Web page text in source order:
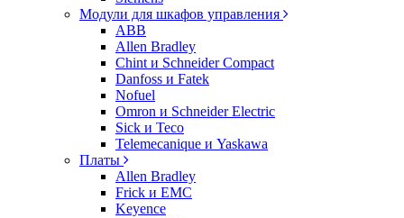
Модули для шкафов управления
ABB
Allen Bradley
Chint и Schneider Compact
Danfoss и Fatek
Nofuel
Omron и Schneider Electric
Sick и Teco
Telemecanique и Yaskawa
Платы
Allen Bradley
Frick и EMC
Keyence